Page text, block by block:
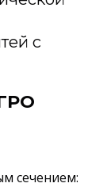
с
сечением: